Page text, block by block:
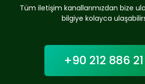
Tüm iletişim kanallarımızdan bize
bilgiye kolayca
+90 212 886 21